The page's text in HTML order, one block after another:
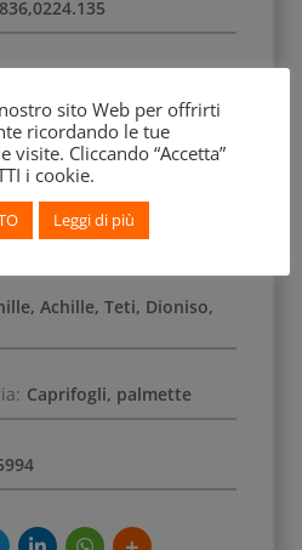
Edmé Antoine Durand;
Achille, Teti, Dioniso,
Caprifogli, palmette
sito Web per offrirti
ricordando le tue
visite. Cliccando “Accetta”
i cookie.
Leggi di più